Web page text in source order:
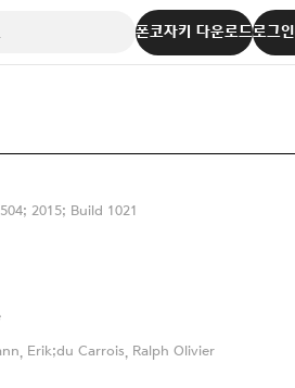
폰코자키 다운로드로그인
2015; Build 1021
Erik;du Carrois, Ralph Olivier